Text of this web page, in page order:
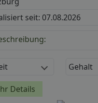
seit: 07.08.2026
Gehalt
Details